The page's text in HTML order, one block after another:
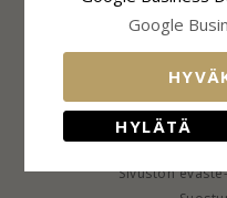
Sivuston
Google
HYLÄTÄ